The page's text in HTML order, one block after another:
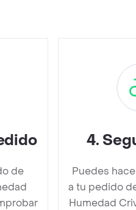
de
4.
Puedes
a tu pedido
Humedad